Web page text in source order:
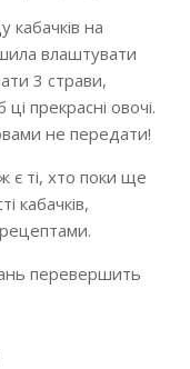
кабачків на
влаштувати
3 страви,
прекрасні овочі.
не передати!
є ті, хто поки ще
кабачків,
перевершить